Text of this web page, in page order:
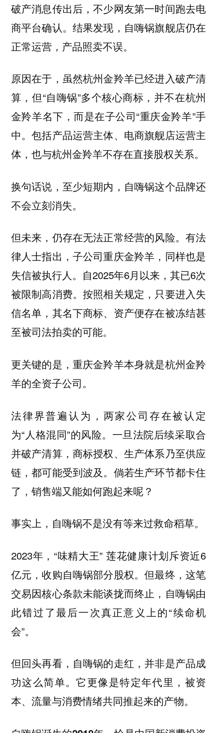
破产消息传出后，不少网友第一时间跑去电
商平台确认。结果发现，自嗨锅旗舰店仍在
正常运营，产品照卖不误。
原因在于，虽然杭州金羚羊已经进入破产清
算，但“自嗨锅”多个核心商标，并不在杭州
金羚羊名下，而是在子公司“重庆金羚羊”手
中。包括产品运营主体、电商旗舰店运营主
体，也与杭州金羚羊不存在直接股权关系。
换句话说，至少短期内，自嗨锅这个品牌还
不会立刻消失。
但未来，仍存在无法正常经营的风险。 有法
律人士指出，子公司重庆金羚羊，同样也是
失信被执行人。自2025年6月以来，其已6次
被限制高消费。按照相关规定，只要进入失
信名单，其名下商标、资产便存在被冻结甚
至被司法拍卖的可能。
更关键的是，重庆金羚羊本身就是杭州金羚
羊的全资子公司。
法律界普遍认为，两家公司存在被认定
为“人格混同”的风险。 一旦法院后续采取合
并破产清算，商标授权、生产体系乃至供应
链，都可能受到波及。 倘若生产环节都卡住
了，销售端又能如何跑起来呢？
事实上，自嗨锅不是没有等来过救命稻草。
2023年，“味精大王” 莲花健康计划斥资近6
亿元，收购自嗨锅部分股权。但最终，这笔
交易因核心条款未能谈拢而终止，自嗨锅由
此错过了最后一次真正意义上的“续命机
会”。
但回头再看，自嗨锅的走红，并非是产品成
功这么简单。它更像是特定年代里，被资
本、流量与消费情绪共同推起来的产物。